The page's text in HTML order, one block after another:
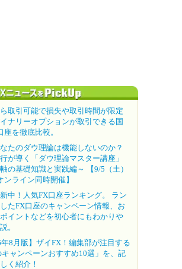
取引可能で損失や取引時間が限定
ナリーオプションが取引できる国
座を徹底比較。
たのダウ理論は機能しないのか？
が導く「ダウ理論マスター講座」
の基礎知識と実践編～ 【9/5（土）
ンライン同時開催】
中！人気FX口座ランキング。 ラン
たFX口座のキャンペーン情報、お
イントなどを初心者にもわかりや
。
年8月版】ザイFX！編集部が注目する
キャンペーンおすすめ10選」を、記
く紹介！